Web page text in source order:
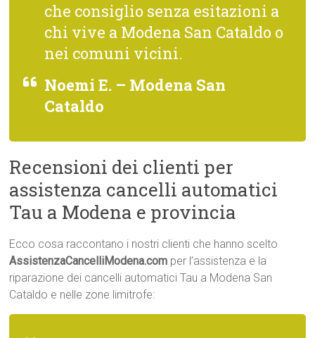
che consiglio senza esitazioni a
chi vive a Modena San Cataldo o
nei comuni vicini.
Noemi E. – Modena San
Cataldo
Recensioni dei clienti per
assistenza cancelli automatici
Tau a Modena e provincia
Ecco cosa raccontano i nostri clienti che hanno scelto
AssistenzaCancelliModena.com per l’assistenza e la
riparazione dei cancelli automatici Tau a Modena San
Cataldo e nelle zone limitrofe: